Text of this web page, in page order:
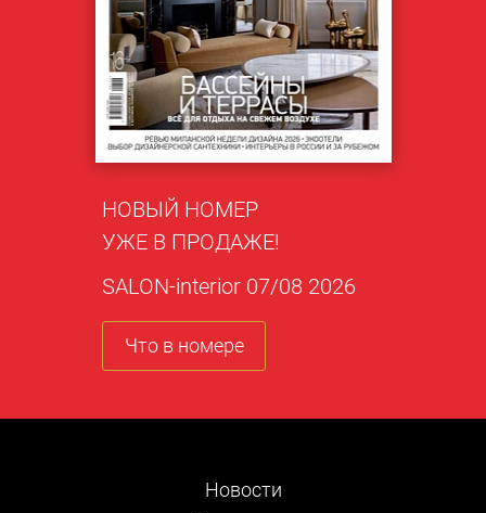
НОВЫЙ НОМЕР
УЖЕ В ПРОДАЖЕ!
SALON-interior 07/08 2026
Что в номере
Новости